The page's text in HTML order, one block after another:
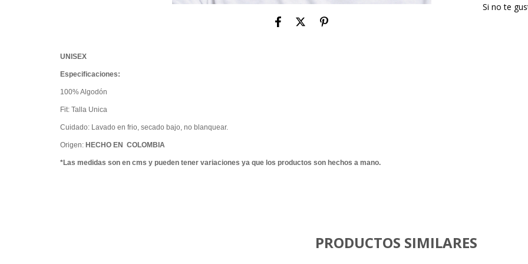
UNISEX
Especificaciones:
100% Algodón
Fit: Talla Unica
Cuidado: Lavado en frio, secado bajo, no blanquear.
Origen: HECHO EN COLOMBIA
*Las medidas son en cms y pueden tener variaciones ya que los productos son hechos a mano.
Si no te
PRODUCTOS SIMILARES